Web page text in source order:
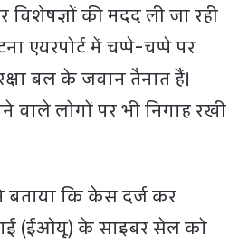
की मदद ली जा रही
एयरपोर्ट में चप्पे-चप्पे पर
बल के जवान तैनात हैं।
वाले लोगों पर भी निगाह रखी
बताया कि केस दर्ज कर
(ईओयू) के साइबर सेल को